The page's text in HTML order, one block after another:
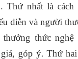
Thứ nhất là cách
diễn và người
thưởng thức nghệ
góp ý. Thứ